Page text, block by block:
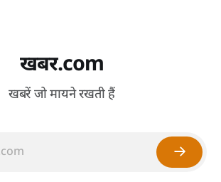
खबर.com
खबरें जो मायने रखती हैं